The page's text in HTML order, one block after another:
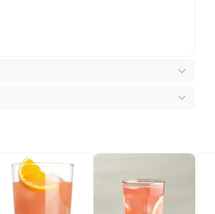
agua
diferentes, otras con restricciones y algunas
tienen:
productos para asfalto, hormigón, albañilería.